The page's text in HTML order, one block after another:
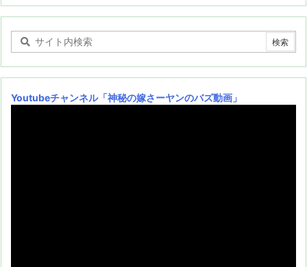
Youtubeチャンネル「神秘の嫁さーヤンのバズ動画」